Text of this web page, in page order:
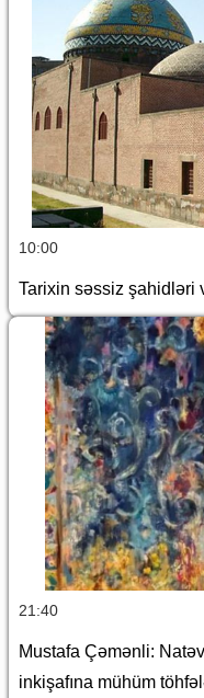
10:00
Tarixin səssiz şahidləri
21:40
Mustafa Çəmənli:
inkişafına mühüm